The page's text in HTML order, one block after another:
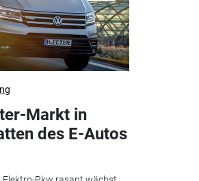
Markt in
des E-Autos